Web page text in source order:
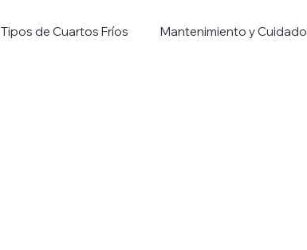
Tipos de Cuartos Fríos Mantenimiento y Cuidado